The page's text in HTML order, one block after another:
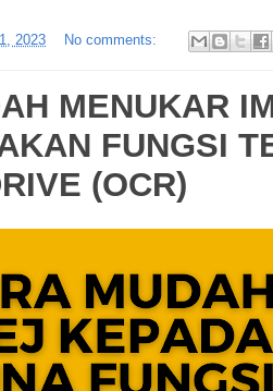
2023 No comments:
MENUKAR
FUNGSI
(OCR)